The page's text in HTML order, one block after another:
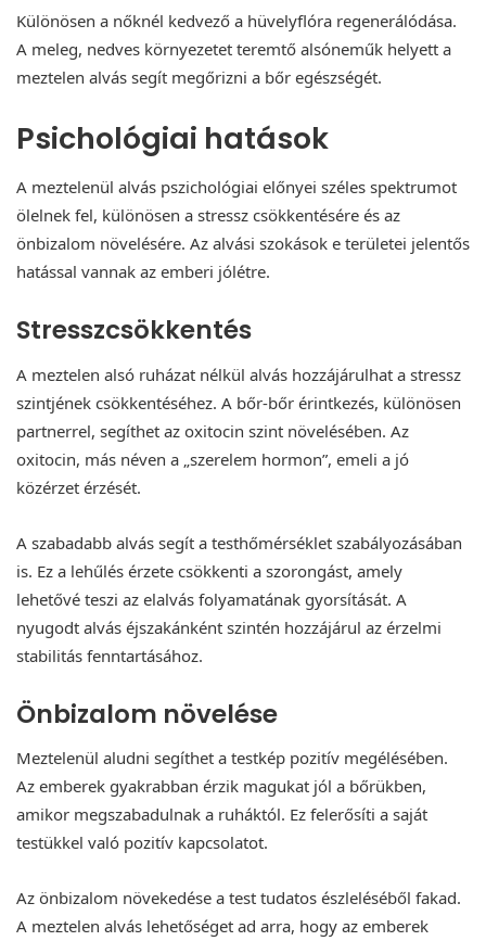
Különösen a nőknél kedvező a hüvelyflóra regenerálódása.
A meleg, nedves környezetet teremtő alsóneműk helyett a
meztelen alvás segít megőrizni a bőr egészségét.
Psichológiai hatások
A meztelenül alvás pszichológiai előnyei széles spektrumot
ölelnek fel, különösen a stressz csökkentésére és az
önbizalom növelésére. Az alvási szokások e területei jelentős
hatással vannak az emberi jólétre.
Stresszcsökkentés
A meztelen alsó ruházat nélkül alvás hozzájárulhat a stressz
szintjének csökkentéséhez. A bőr-bőr érintkezés, különösen
partnerrel, segíthet az oxitocin szint növelésében. Az
oxitocin, más néven a „szerelem hormon”, emeli a jó
közérzet érzését.
A szabadabb alvás segít a testhőmérséklet szabályozásában
is. Ez a lehűlés érzete csökkenti a szorongást, amely
lehetővé teszi az elalvás folyamatának gyorsítását. A
nyugodt alvás éjszakánként szintén hozzájárul az érzelmi
stabilitás fenntartásához.
Önbizalom növelése
Meztelenül aludni segíthet a testkép pozitív megélésében.
Az emberek gyakrabban érzik magukat jól a bőrükben,
amikor megszabadulnak a ruháktól. Ez felerősíti a saját
testükkel való pozitív kapcsolatot.
Az önbizalom növekedése a test tudatos észleléséből fakad.
A meztelen alvás lehetőséget ad arra, hogy az emberek